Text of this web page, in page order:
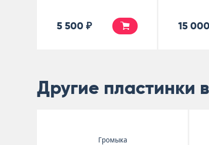
5 500 ₽ 15
Другие пластинки
Громыка